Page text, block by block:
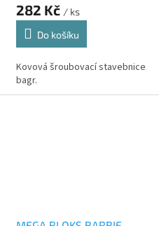
282 Kč / ks
Do košíku
Kovová šroubovací stavebnice
bagr.